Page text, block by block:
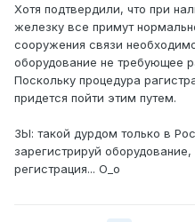
Хотя подтвердили, что при
железку все примут
сооружения связи
оборудование не требующее
Поскольку процедура
придется пойти этим путем.
ЗЫ: такой дурдом только в
зарегистрируй
регистрация... О_о